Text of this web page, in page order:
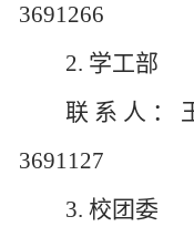
3691266
2. 学工部
联系人：
3691127
3. 校团委